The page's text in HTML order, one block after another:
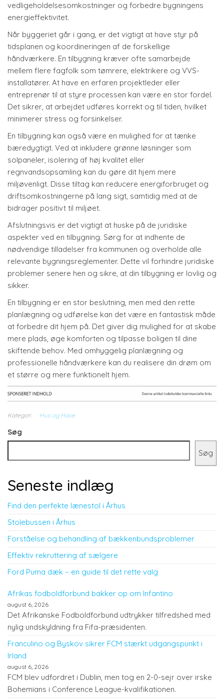
vedligeholdelsesomkostninger og forbedre bygningens
energieffektivitet.
Når byggeriet går i gang, er det vigtigt at have styr på
tidsplanen og koordineringen af de forskellige
håndværkere. En tilbygning kræver ofte samarbejde
mellem flere fagfolk som tømrere, elektrikere og VVS-
installatører. At have en erfaren projektleder eller
entreprenør til at styre processen kan være en stor fordel.
Det sikrer, at arbejdet udføres korrekt og til tiden, hvilket
minimerer stress og forsinkelser.
En tilbygning kan også være en mulighed for at tænke
bæredygtigt. Ved at inkludere grønne løsninger som
solpaneler, isolering af høj kvalitet eller
regnvandsopsamling kan du gøre dit hjem mere
miljøvenligt. Disse tiltag kan reducere energiforbruget og
driftsomkostningerne på lang sigt, samtidig med at de
bidrager positivt til miljøet.
Afslutningsvis er det vigtigt at huske på de juridiske
aspekter ved en tilbygning. Sørg for at indhente de
nødvendige tilladelser fra kommunen og overholde alle
relevante bygningsreglementer. Dette vil forhindre juridiske
problemer senere hen og sikre, at din tilbygning er lovlig og
sikker.
En tilbygning er en stor beslutning, men med den rette
planlægning og udførelse kan det være en fantastisk måde
at forbedre dit hjem på. Det giver dig mulighed for at skabe
mere plads, øge komforten og tilpasse boligen til dine
skiftende behov. Med omhyggelig planlægning og
professionelle håndværkere kan du realisere din drøm om
et større og mere funktionelt hjem.
Kategori Hus og Have
Søg
Søg
Seneste indlæg
Find den perfekte lænestol i Århus
Stolebussen i Århus
Forståelse og behandling af bækkenbundsproblemer
Effektiv rekruttering af sælgere
Ford Puma dæk – en guide til det rette valg
Afrikas fodboldforbund bakker op om Infantino
august 6, 2026
Det Afrikanske Fodboldforbund udtrykker tilfredshed med
nylig undskyldning fra Fifa-præsidenten.
Franculino og Byskov sikrer FCM stærkt udgangspunkt i
Irland
august 6, 2026
FCM blev udfordret i Dublin, men tog en 2-0-sejr over irske
Bohemians i Conference League-kvalifikationen.